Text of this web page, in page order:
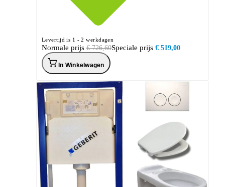
Levertijd is 1 - 2 werkdagen
Speciale prijs € 519,00
Normale prijs € 726,60
In Winkelwagen